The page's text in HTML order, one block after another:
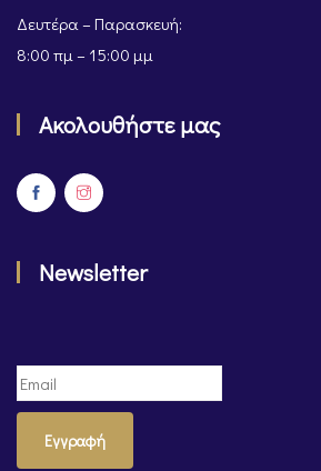
Δευτέρα – Παρασκευή:
8:00 πμ – 15:00 μμ
Ακολουθήστε μας
Newsletter
Εγγραφή